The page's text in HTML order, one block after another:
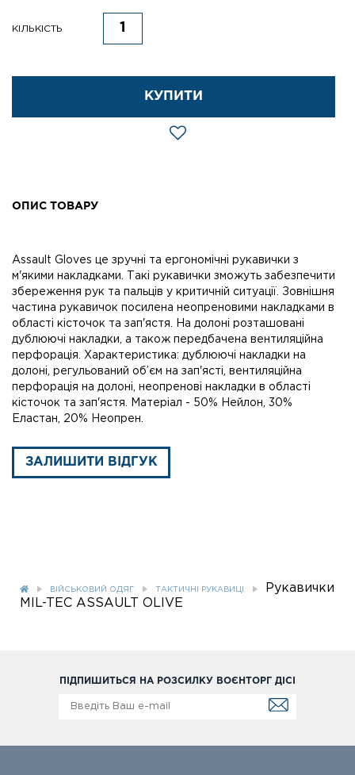
КІЛЬКІСТЬ
КУПИТИ
ОПИС ТОВАРУ
Assault Gloves це зручні та ергономічні рукавички з
м'якими накладками. Такі рукавички зможуть забезпечити
збереження рук та пальців у критичній ситуації. Зовнішня
частина рукавичок посилена неопреновими накладками в
області кісточок та зап'ястя. На долоні розташовані
дублюючі накладки, а також передбачена вентиляційна
перфорація. Характеристика: дублюючі накладки на
долоні, регульований об’єм на зап'ясті, вентиляційна
перфорація на долоні, неопренові накладки в області
кісточок та зап'ястя. Матеріал - 50% Нейлон, 30%
Еластан, 20% Неопрен.
ЗАЛИШИТИ ВІДГУК
ВІЙСЬКОВИЙ ОДЯГ ТАКТИЧНІ РУКАВИЦІ
Рукавички
MIL-TEC ASSAULT OLIVE
ПІДПИШИТЬСЯ НА РОЗСИЛКУ ВОЄНТОРГ ДІСІ